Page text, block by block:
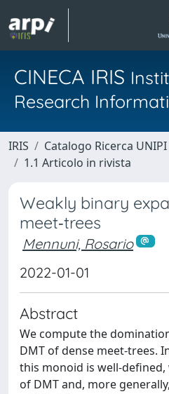
CINECA IRIS
Research
IRIS Catalogo Ricerca UNIPI
1.1 Articolo in rivista
Weakly binary
meet‐trees
Mennuni, Rosario
2022-01-01
Abstract
We compute the
DMT of dense meet-trees.
this monoid is well-
of DMT and, more